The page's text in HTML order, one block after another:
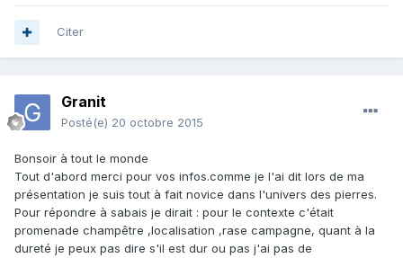
Citer
Granit
Posté(e) 20 octobre 2015
Bonsoir à tout le monde
Tout d'abord merci pour vos infos.comme je l'ai dit lors de ma
présentation je suis tout à fait novice dans l'univers des pierres.
Pour répondre à sabais je dirait : pour le contexte c'était
promenade champêtre ,localisation ,rase campagne, quant à la
dureté je peux pas dire s'il est dur ou pas j'ai pas de